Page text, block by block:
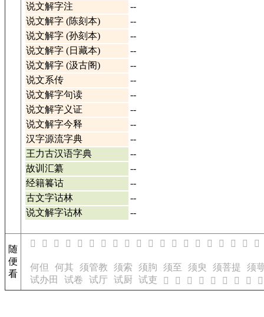
说文解字注
--
说文解字 (陈刻本)
--
说文解字 (孙刻本)
--
说文解字 (日藏本)
--
说文解字 (汲古阁)
--
说文系传
--
说文解字句读
--
说文解字义证
--
说文解字今释
--
汉字源流字典
--
王力古汉语字典
--
故训汇纂
--
经籍籑诂
--
古文字诂林
--
说文解字诂林
--
随
便
看
𨾫 𨾬 𨾭 𨾯 𨾱 𨾲 𨾳 𨾴 𨾵 𨾶 𨾷 𨾸 𨾹 𨾺 𨾻 𨾽 𨾾 𨾿 𨿀 𨿁
何但 何其 须管教 须索 须胊 须至 须臾 须菩提
须
试办田
试卷 试厅 试厨 试吏 𢤽 𢤽 𢤽 𢤾 𢤾 𢤿 𢥀 𢥁 𢥂